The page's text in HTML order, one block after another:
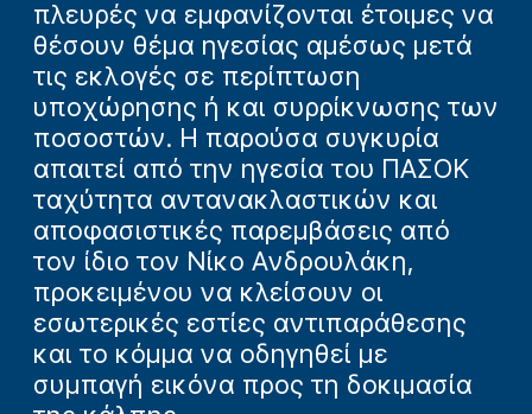
πλευρές να εμφανίζονται έτοιμες να
θέσουν θέμα ηγεσίας αμέσως μετά
τις εκλογές σε περίπτωση
υποχώρησης ή και συρρίκνωσης των
ποσοστών. Η παρούσα συγκυρία
απαιτεί από την ηγεσία του ΠΑΣΟΚ
ταχύτητα αντανακλαστικών και
αποφασιστικές παρεμβάσεις από
τον ίδιο τον Νίκο Ανδρουλάκη,
προκειμένου να κλείσουν οι
εσωτερικές εστίες αντιπαράθεσης
και το κόμμα να οδηγηθεί με
συμπαγή εικόνα προς τη δοκιμασία